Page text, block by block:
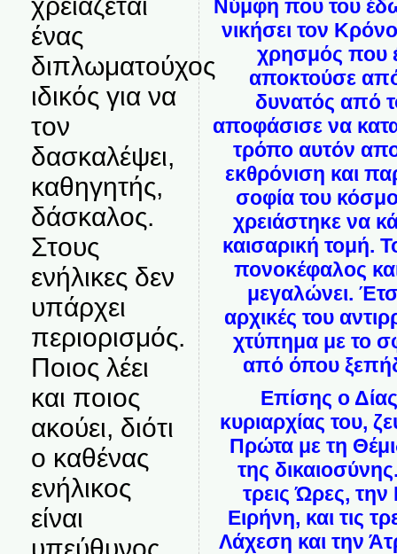
ένας
διπλωματούχος
ιδικός για να
τον
δασκαλέψει,
καθηγητής,
δάσκαλος.
Στους
ενήλικες δεν
υπάρχει
περιορισμός.
Ποιος λέει
και ποιος
ακούει, διότι
ο καθένας
ενήλικος
είναι
Νύμφη που του
νικήσει τον
χρησμός που
αποκτούσε
δυνατός από
αποφάσισε να
τρόπο αυτόν
εκθρόνιση και
σοφία του
χρειάστηκε να
καισαρική τομή.
πονοκέφαλος
μεγαλώνει.
αρχικές του
χτύπημα με το
από όπου
Επίσης ο
κυριαρχίας του,
Πρώτα με τη
της
τρεις Ώρες, την
Ειρήνη, και τις
Λάχεση και την